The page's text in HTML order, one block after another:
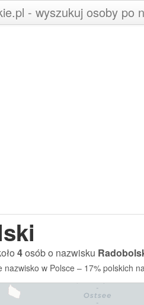
- wyszukuj osoby po
4osób o nazwisku
nazwisko w Polsce – 17% polskich